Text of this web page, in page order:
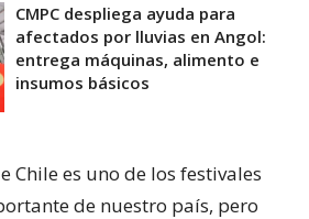
CMPC despliega ayuda para
afectados por lluvias en Angol:
entrega máquinas, alimento e
insumos básicos
Chile es uno de los festivales
de nuestro país, pero